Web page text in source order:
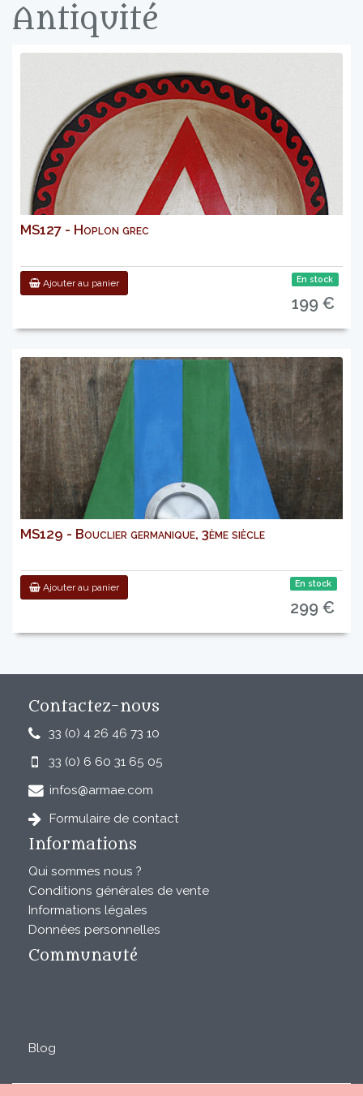
Antiquité
MS127 - Hoplon grec
Ajouter au panier En stock
199 €
MS129 - Bouclier germanique, 3ème siècle
Ajouter au panier En stock
299 €
Contactez-nous
33 (0) 4 26 46 73 10
33 (0) 6 60 31 65 05
infos@armae.com
Formulaire de contact
Informations
Qui sommes nous ?
Conditions générales de vente
Informations légales
Données personnelles
Communauté
Blog